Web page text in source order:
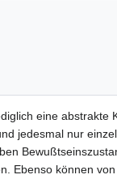
eine
jedesmal nur
Ebenso können